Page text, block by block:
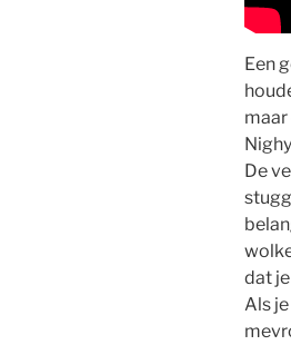
Een
maar
De
dat
Als